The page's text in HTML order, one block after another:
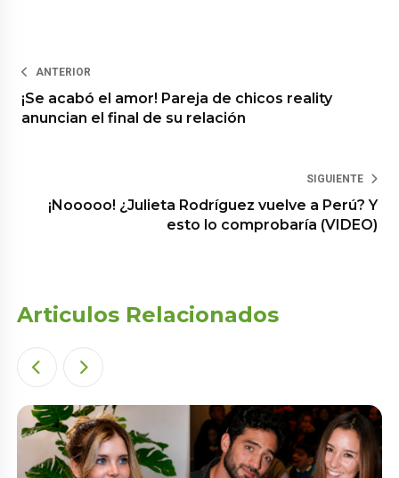
ANTERIOR
¡Se acabó el amor! Pareja de chicos reality
anuncian el final de su relación
SIGUIENTE
¡Nooooo! ¿Julieta Rodríguez vuelve a Perú? Y
esto lo comprobaría (VIDEO)
Articulos Relacionados